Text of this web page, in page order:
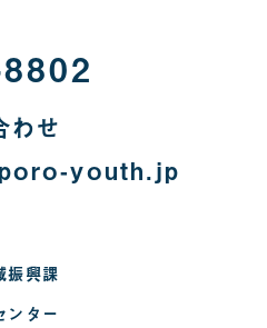
時
か
わせ
youth.jp
振興課
ンター